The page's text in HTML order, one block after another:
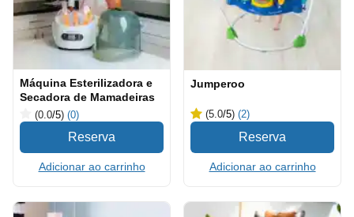
Máquina Esterilizadora e
Secadora de Mamadeiras
(0.0/5) (0)
Adicionar ao carrinho
Jumperoo
(5.0/5) (2)
Adicionar ao carrinho